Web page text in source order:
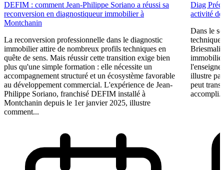
DEFIM : comment Jean-Philippe Soriano a réussi sa
reconversion en diagnostiqueur immobilier à
Montchanin
La reconversion professionnelle dans le diagnostic
immobilier attire de nombreux profils techniques en
quête de sens. Mais réussir cette transition exige bien
plus qu'une simple formation : elle nécessite un
accompagnement structuré et un écosystème favorable
au développement commercial. L'expérience de Jean-
Philippe Soriano, franchisé DEFIM installé à
Montchanin depuis le 1er janvier 2025, illustre
comment...
Diag
activité
Dans le
technique
illustre
peut
accompli.